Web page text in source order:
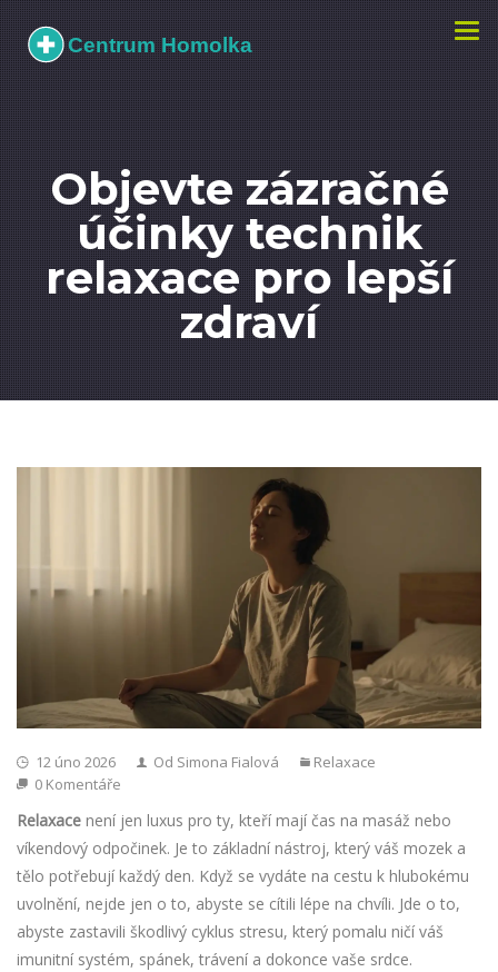
Objevte zázračné
účinky technik
relaxace pro lepší
zdraví
12 úno 2026 Od Simona Fialová
Relaxace
0 Komentáře
Relaxace není jen luxus pro ty, kteří mají čas na masáž nebo
víkendový odpočinek. Je to základní nástroj, který váš mozek a
tělo potřebují každý den. Když se vydáte na cestu k hlubokému
uvolnění, nejde jen o to, abyste se cítili lépe na chvíli. Jde o to,
abyste zastavili škodlivý cyklus stresu, který pomalu ničí váš
imunitní systém, spánek, trávení a dokonce vaše srdce.